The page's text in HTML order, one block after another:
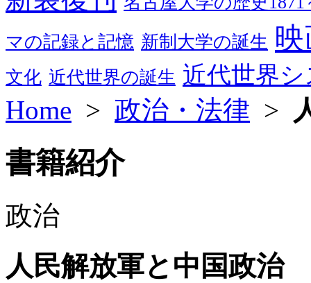
マの記録と記憶 新制大学の誕生
文化 近代世界の誕生 近代世界
Home > 政治・法律 >
書籍紹介
政治
人民解放軍と中国政治